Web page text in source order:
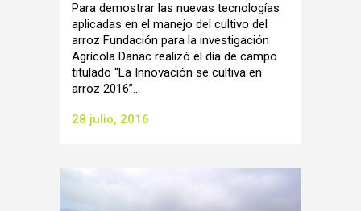
Para demostrar las nuevas tecnologías
aplicadas en el manejo del cultivo del
arroz Fundación para la investigación
Agrícola Danac realizó el día de campo
titulado “La Innovación se cultiva en
arroz 2016”...
28 julio, 2016